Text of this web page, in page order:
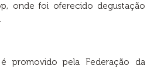
onde foi oferecido degustação
é promovido pela Federação da